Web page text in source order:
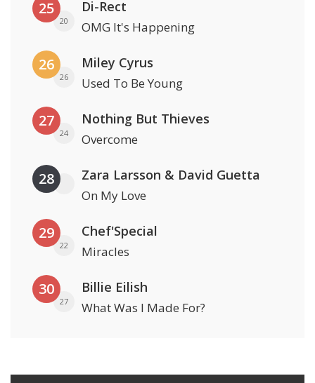
25
20
Di-Rect
OMG It's Happening
26
26
Miley Cyrus
Used To Be Young
27
24
Nothing But Thieves
Overcome
28 Zara Larsson & David Guetta
On My Love
29
22
Chef'Special
Miracles
30
27
Billie Eilish
What Was I Made For?